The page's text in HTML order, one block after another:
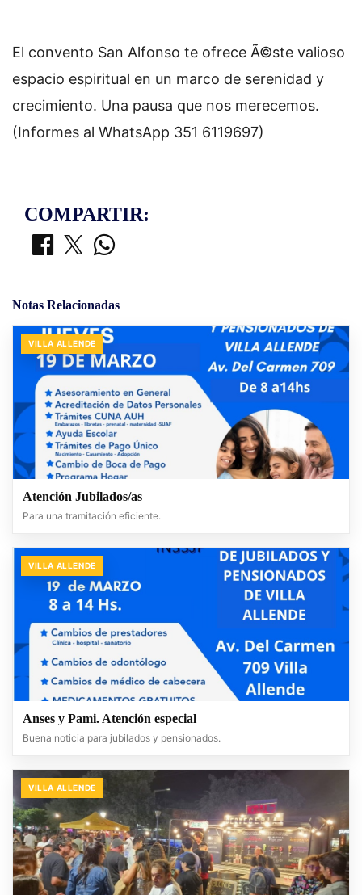
El convento San Alfonso te ofrece Ã©ste valioso
espacio espiritual en un marco de serenidad y
crecimiento. Una pausa que nos merecemos.
(Informes al WhatsApp 351 6119697)
COMPARTIR:
Notas Relacionadas
VILLA ALLENDE
Atención Jubilados/as
Para una tramitación eficiente.
VILLA ALLENDE
Anses y Pami. Atención especial
Buena noticia para jubilados y pensionados.
VILLA ALLENDE